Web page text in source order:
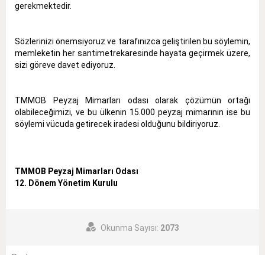
gerekmektedir.
Sözlerinizi önemsiyoruz ve tarafınızca geliştirilen bu söylemin,
memleketin her santimetrekaresinde hayata geçirmek üzere,
sizi göreve davet ediyoruz.
TMMOB Peyzaj Mimarları odası olarak çözümün ortağı
olabileceğimizi, ve bu ülkenin 15.000 peyzaj mimarının ise bu
söylemi vücuda getirecek iradesi olduğunu bildiriyoruz.
TMMOB Peyzaj Mimarları Odası
12. Dönem Yönetim Kurulu
Okunma Sayısı: 2073